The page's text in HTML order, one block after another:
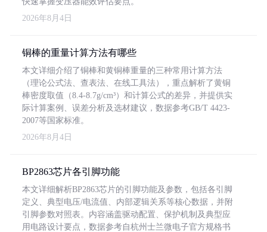
2026年8月4日
铜棒的重量计算方法有哪些
本文详细介绍了铜棒和黄铜棒重量的三种常用计算方法
（理论公式法、查表法、在线工具法），重点解析了黄铜
棒密度取值（8.4-8.7g/cm³）和计算公式的差异，并提供实
际计算案例、误差分析及选材建议，数据参考GB/T 4423-
2007等国家标准。
2026年8月4日
BP2863芯片各引脚功能
本文详细解析BP2863芯片的引脚功能及参数，包括各引脚
定义、典型电压/电流值、内部逻辑关系等核心数据，并附
引脚参数对照表。内容涵盖驱动配置、保护机制及典型应
用电路设计要点，数据参考自杭州士兰微电子官方规格书